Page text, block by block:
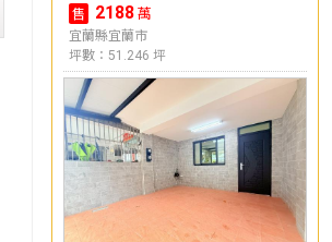
售 2188 萬
宜蘭縣宜蘭市
坪數：51.246 坪